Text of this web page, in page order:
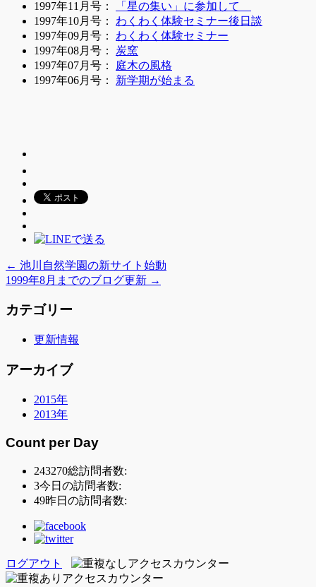
1997年11月号：
「星の集い」に参加して
1997年10月号： わくわく体験セミナー後日談
1997年09月号： わくわく体験セミナー
1997年08月号： 炭窯
1997年07月号： 庭木の風格
1997年06月号： 新学期が始まる
← 池川自然学園の新サイト始動
1999年8月までのブログ更新 →
カテゴリー
更新情報
アーカイブ
2015年
2013年
Count per Day
243270総訪問者数:
3今日の訪問者数:
49昨日の訪問者数:
ログアウト